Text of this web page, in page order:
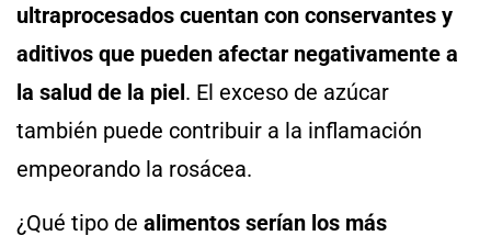
ultraprocesados cuentan con conservantes y
aditivos que pueden afectar negativamente a
la salud de la piel. El exceso de azúcar
también puede contribuir a la inflamación
empeorando la rosácea.
¿Qué tipo de alimentos serían los más